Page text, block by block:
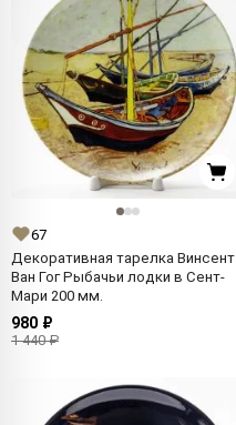
67
Декоративная тарелка Винсент
Ван Гог Рыбачьи лодки в Сент-
Мари 200 мм.
980 ₽
1 440 ₽